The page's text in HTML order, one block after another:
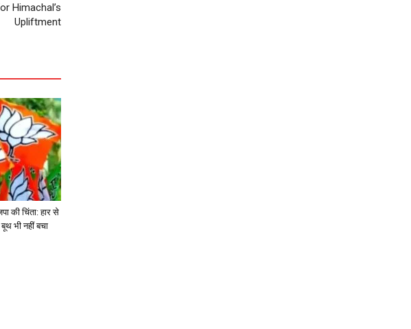
Himachal’s
Upliftment
की चिंता: हार से
भी नहीं बचा